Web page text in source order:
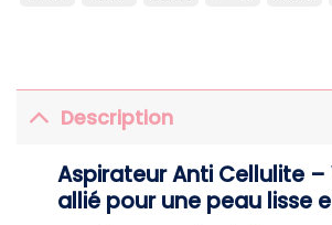
Description
Aspirateur Anti Cellulite –
allié pour une peau lisse